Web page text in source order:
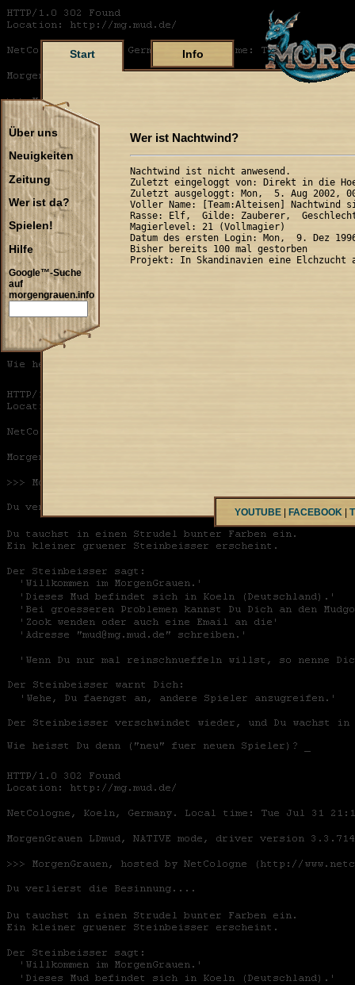
Start Info
Über uns
Neuigkeiten
Zeitung
Wer ist da?
Spielen!
Hilfe
Google™-Suche
auf
morgengrauen.info
Wer ist Nachtwind?
Nachtwind ist nicht anwesend.
Zuletzt eingeloggt von: Direkt in die
Zuletzt ausgeloggt: Mon,  5. Aug 2002,
Voller Name: [Team:Alteisen] Nachtwind
Rasse: Elf,  Gilde: Zauberer,
Magierlevel: 21 (Vollmagier)
Datum des ersten Login: Mon,  9. Dez
Bisher bereits 100 mal gestorben
YOUTUBE FACEBOOK